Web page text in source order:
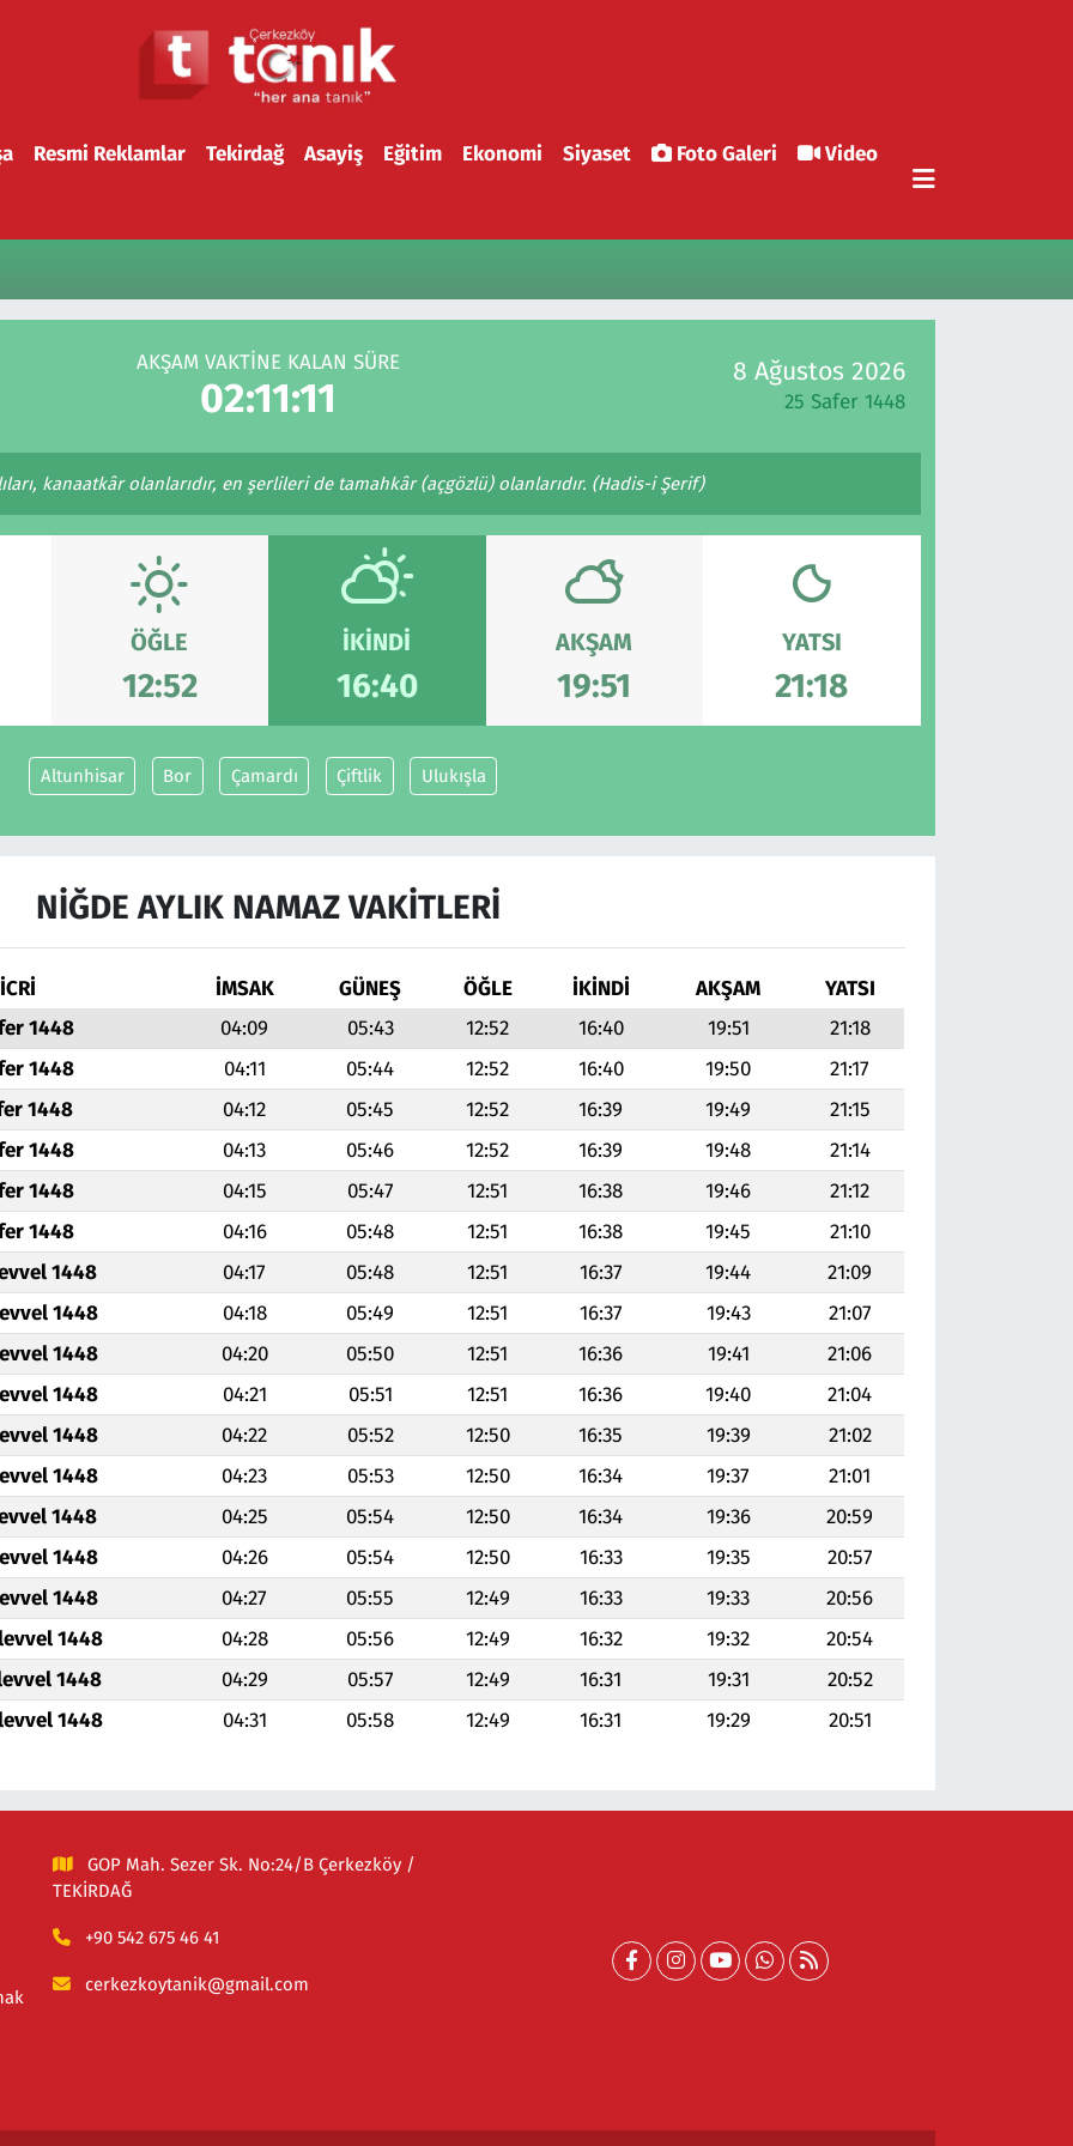
Resmi Reklamlar Tekirdağ Asayiş Eğitim Ekonomi Siyaset Foto Galeri
Video
AKŞAM VAKTİNE KALAN SÜRE
02:11:11
8 Ağustos 2026
25 Safer 1448
kanaatkâr olanlarıdır, en şerlileri de tamahkâr (açgözlü) olanlarıdır. (Hadis-i Şerif)
ÖĞLE
12:52
İKINDI
16:40
AKŞAM
19:51
YATSI
21:18
Altunhisar Bor Çamardı Çiftlik Ulukışla
NIĞDE AYLIK NAMAZ VAKITLERI
İMSAK GÜNEŞ ÖĞLE İKINDI AKŞAM
YATSI
1448 04:09 05:43 12:52 16:40 19:51
21:18
1448 04:11 05:44 12:52 16:40 19:50
21:17
1448 04:12 05:45 12:52 16:39 19:49
21:15
1448 04:13 05:46 12:52 16:39 19:48
21:14
1448 04:15 05:47 12:51 16:38 19:46
21:12
1448 04:16 05:48 12:51 16:38 19:45
21:10
1448 04:17 05:48 12:51 16:37 19:44
21:09
1448 04:18 05:49 12:51 16:37 19:43
21:07
1448 04:20 05:50 12:51 16:36 19:41
21:06
1448 04:21 05:51 12:51 16:36 19:40
21:04
1448 04:22 05:52 12:50 16:35 19:39
21:02
1448 04:23 05:53 12:50 16:34 19:37
21:01
1448 04:25 05:54 12:50 16:34 19:36
20:59
1448 04:26 05:54 12:50 16:33 19:35
20:57
1448 04:27 05:55 12:49 16:33 19:33
20:56
1448 04:28 05:56 12:49 16:32 19:32
20:54
1448 04:29 05:57 12:49 16:31 19:31
20:52
1448 04:31 05:58 12:49 16:31 19:29 20:51
GOP Mah. Sezer Sk. No:24/B Çerkezköy /
TEKİRDAĞ
+90 542 675 46 41
cerkezkoytanik@gmail.com